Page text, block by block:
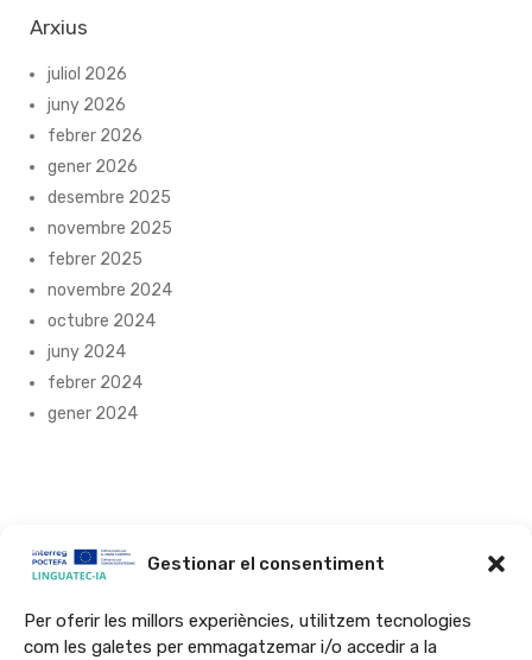
Gestionar el consentiment
Per oferir les millors experiències, utilitzem tecnologies
com les galetes per emmagatzemar i/o accedir a la
Arxius
juliol 2026
juny 2026
febrer 2026
gener 2026
desembre 2025
novembre 2025
febrer 2025
novembre 2024
octubre 2024
juny 2024
febrer 2024
gener 2024